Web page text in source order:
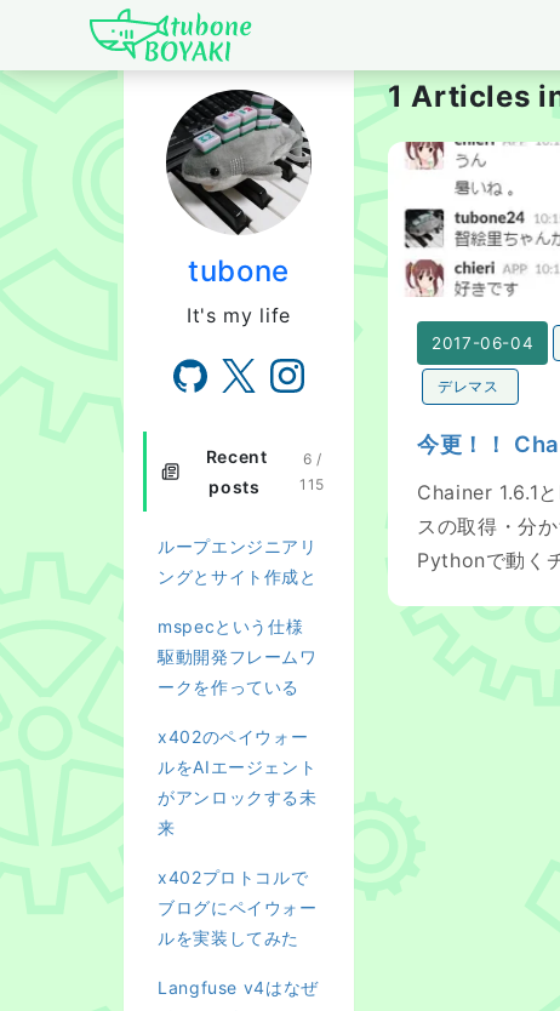
Japanese IT
tubone
It's my life
Recent
posts
6 /
115
ループエンジニアリ
ングとサイト作成と
mspecという仕様
駆動開発フレームワ
ークを作っている
x402のペイウォー
ルをAIエージェント
がアンロックする未
来
x402プロトコルで
ブログにペイウォー
ルを実装してみた
Langfuse v4はなぜ
1 Articles
今更！！ Chainer
2017-06-04
デレマス
今更！！
Chainer 1.6.1
スの取得・分
Pythonで動く